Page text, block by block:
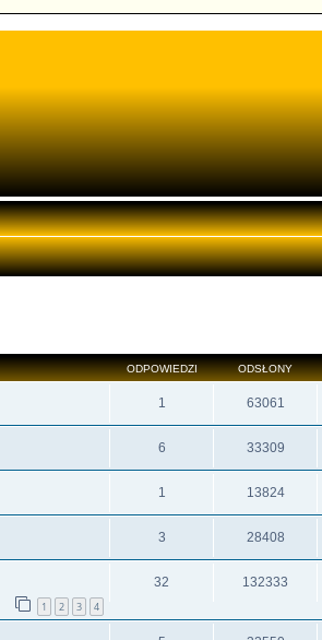
ODPOWIEDZI ODSŁONY
1 63061
6 33309
1 13824
3 28408
1 2 3 4
32 132333